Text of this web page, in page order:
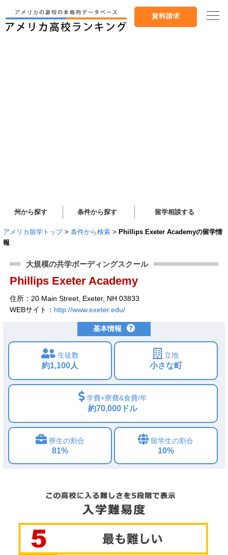
資料請求
州から探す 条件から探す 留学相談する
アメリカ留学トップ > 条件から検索 > Phillips Exeter Academyの留学情
報
大規模の共学ボーディングスクール
Phillips Exeter Academy
住所：20 Main Street, Exeter, NH 03833
WEBサイト： http://www.exeter.edu/
基本情報
生徒数
約1,100人
立地
小さな町
学費+寮費&食費/年
約70,000ドル
寮生の割合
81%
留学生の割合
10%